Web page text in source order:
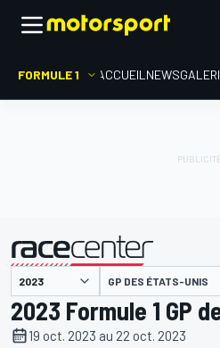
FORMULE 1 ACCUEIL NEWS
présenté par GP DES ÉTATS-UNIS
2023 Formule 1 GP
19 oct. 2023 au 22 oct. 2023